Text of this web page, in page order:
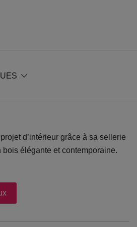
d’intérieur grâce à sa sellerie
élégante et contemporaine.